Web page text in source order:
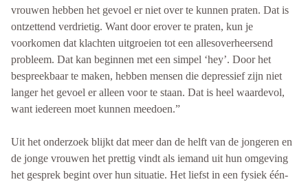
vrouwen hebben het gevoel er niet over te kunnen praten. Dat is
ontzettend verdrietig. Want door erover te praten, kun je
voorkomen dat klachten uitgroeien tot een allesoverheersend
probleem. Dat kan beginnen met een simpel ‘hey’. Door het
bespreekbaar te maken, hebben mensen die depressief zijn niet
langer het gevoel er alleen voor te staan. Dat is heel waardevol,
want iedereen moet kunnen meedoen.”
Uit het onderzoek blijkt dat meer dan de helft van de jongeren en
de jonge vrouwen het prettig vindt als iemand uit hun omgeving
het gesprek begint over hun situatie. Het liefst in een fysiek één-